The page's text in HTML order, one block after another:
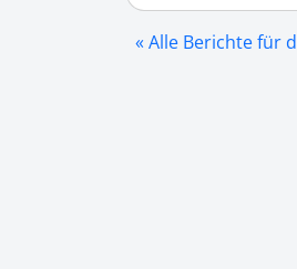
« Alle Berichte für